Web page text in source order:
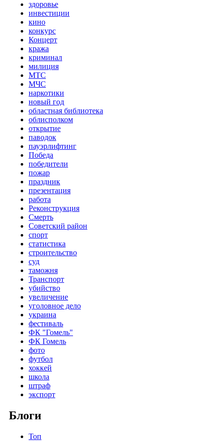
здоровье
инвестиции
кино
конкурс
Концерт
кража
криминал
милиция
МТС
МЧС
наркотики
новый год
областная библиотека
облисполком
открытие
паводок
пауэрлифтинг
Победа
победители
пожар
праздник
презентация
работа
Реконструкция
Смерть
Советский район
спорт
статистика
строительство
суд
таможня
Транспорт
убийство
увеличение
уголовное дело
украина
фестиваль
ФК "Гомель"
ФК Гомель
фото
футбол
хоккей
школа
штраф
экспорт
Блоги
Топ